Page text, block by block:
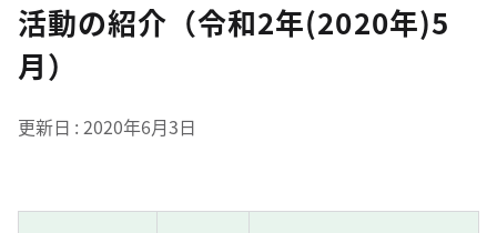
活動の紹介（令和2年(2020年)5
月）
更新日 2020年6月3日